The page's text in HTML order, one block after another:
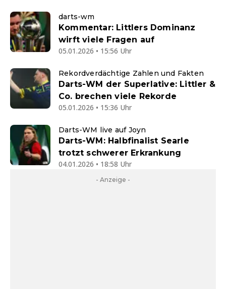
darts-wm
Kommentar: Littlers Dominanz
wirft viele Fragen auf
05.01.2026 • 15:56 Uhr
Rekordverdächtige Zahlen und Fakten
Darts-WM der Superlative: Littler &
Co. brechen viele Rekorde
05.01.2026 • 15:36 Uhr
Darts-WM live auf Joyn
Darts-WM: Halbfinalist Searle
trotzt schwerer Erkrankung
04.01.2026 • 18:58 Uhr
- Anzeige -